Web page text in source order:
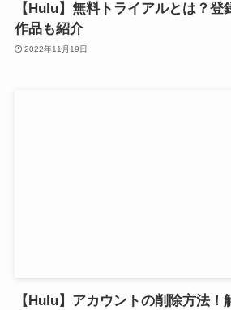
【Hulu】無料トライアルとは？登
作品も紹介
2022年11月19日
【Hulu】アカウントの削除方法